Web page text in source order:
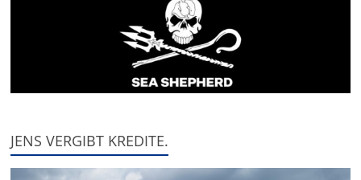
JENS VERGIBT KREDITE.